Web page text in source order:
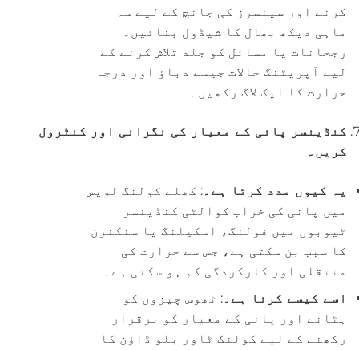
کرنے اور سینسرز کی جانچ کے لیے سہ
ماہی دیکھ بھال کا شیڈول بنائیں۔
رجحانات یا مسائل کو جلد تلاش کرنے کے
لیے آپریٹنگ حالات جیسے دباؤ اور درجہ
حرارت کا ایک لاگ رکھیں۔
کنڈینسر پانی کے معیار کی نگرانی اور کنٹرول
کریں۔
یہ کیوں مدد کرتا ہے۔ : کھلے کولنگ لوپس
میں پانی کی خراب کوالٹی کنڈینسر
ٹیوبوں میں فولنگ، اسکیلنگ یا سنکنرن
کا سبب بن سکتی ہے، جس سے حرارت کی
منتقلی اور کارکردگی کم ہو سکتی ہے۔
اسے کیسے کرنا ہے۔: ٹھوس چیزوں کو
ہٹانے اور پانی کے معیار کو برقرار
رکھنے کے لیے کولنگ ٹاور بلو ڈاؤن کا